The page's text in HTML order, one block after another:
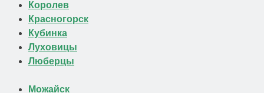
Королев
Красногорск
Кубинка
Луховицы
Люберцы
Можайск